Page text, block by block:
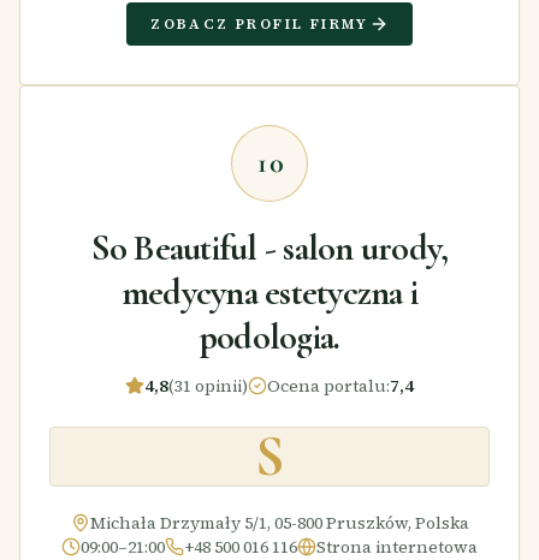
ZOBACZ PROFIL FIRMY
10
So Beautiful - salon urody,
medycyna estetyczna i
podologia.
4,8(31 opinii) Ocena portalu:7,4
S
Michała Drzymały 5/1, 05-800 Pruszków, Polska
09:00–21:00
+48 500 016 116 Strona internetowa